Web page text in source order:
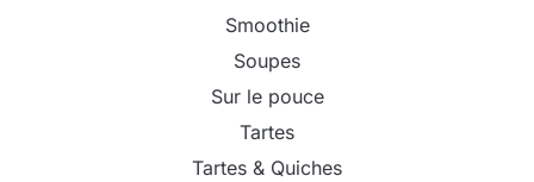
Smoothie
Soupes
Sur le pouce
Tartes
Tartes & Quiches